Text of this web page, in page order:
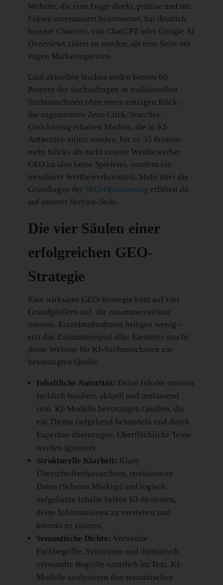
Website, die eine Frage direkt, präzise und mit
Fakten untermauert beantwortet, hat deutlich
bessere Chancen, von ChatGPT oder Google AI
Overviews zitiert zu werden, als eine Seite mit
vagen Marketingtexten.
Laut aktuellen Studien enden bereits 60
Prozent der Suchanfragen in traditionellen
Suchmaschinen ohne einen einzigen Klick –
die sogenannten Zero-Click-Searches.
Gleichzeitig erhalten Marken, die in KI-
Antworten zitiert werden, bis zu 35 Prozent
mehr Klicks als nicht zitierte Wettbewerber.
GEO ist also keine Spielerei, sondern ein
messbarer Wettbewerbsvorteil. Mehr über die
Grundlagen der SEO-Optimierung erfährst du
auf unserer Service-Seite.
Die vier Säulen einer
erfolgreichen GEO-
Strategie
Eine wirksame GEO-Strategie baut auf vier
Grundpfeilern auf, die zusammenwirken
müssen. Einzelmaßnahmen bringen wenig –
erst das Zusammenspiel aller Elemente macht
deine Website für KI-Suchmaschinen zur
bevorzugten Quelle.
Inhaltliche Autorität: Deine Inhalte müssen
fachlich fundiert, aktuell und umfassend
sein. KI-Modelle bevorzugen Quellen, die
ein Thema tiefgehend behandeln und durch
Expertise überzeugen. Oberflächliche Texte
werden ignoriert.
Strukturelle Klarheit: Klare
Überschriftenhierarchien, strukturierte
Daten (Schema Markup) und logisch
aufgebaute Inhalte helfen KI-Systemen,
deine Informationen zu verstehen und
korrekt zu zitieren.
Semantische Dichte: Verwende
Fachbegriffe, Synonyme und thematisch
verwandte Begriffe natürlich im Text. KI-
Modelle analysieren den semantischen